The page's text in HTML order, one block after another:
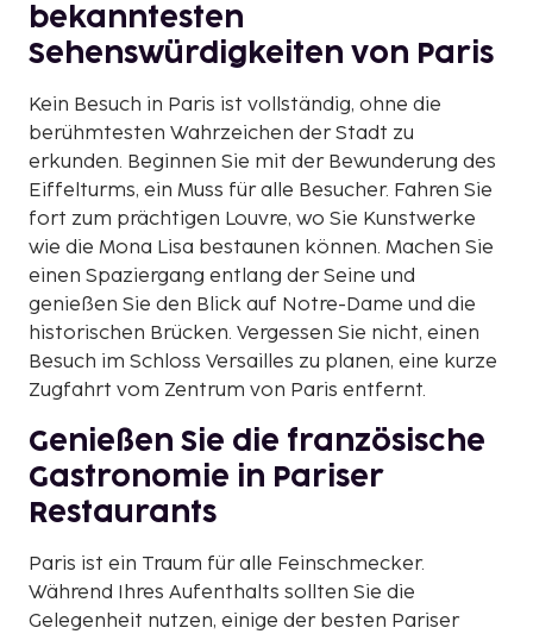
bekanntesten
Sehenswürdigkeiten von Paris
Kein Besuch in Paris ist vollständig, ohne die
berühmtesten Wahrzeichen der Stadt zu
erkunden. Beginnen Sie mit der Bewunderung des
Eiffelturms, ein Muss für alle Besucher. Fahren Sie
fort zum prächtigen Louvre, wo Sie Kunstwerke
wie die Mona Lisa bestaunen können. Machen Sie
einen Spaziergang entlang der Seine und
genießen Sie den Blick auf Notre-Dame und die
historischen Brücken. Vergessen Sie nicht, einen
Besuch im Schloss Versailles zu planen, eine kurze
Zugfahrt vom Zentrum von Paris entfernt.
Genießen Sie die französische
Gastronomie in Pariser
Restaurants
Paris ist ein Traum für alle Feinschmecker.
Während Ihres Aufenthalts sollten Sie die
Gelegenheit nutzen, einige der besten Pariser